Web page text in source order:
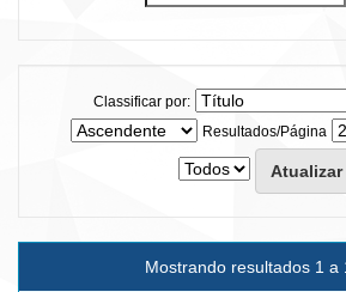
Classificar por:
Resultados/Página
Mostrando resultados 1 a